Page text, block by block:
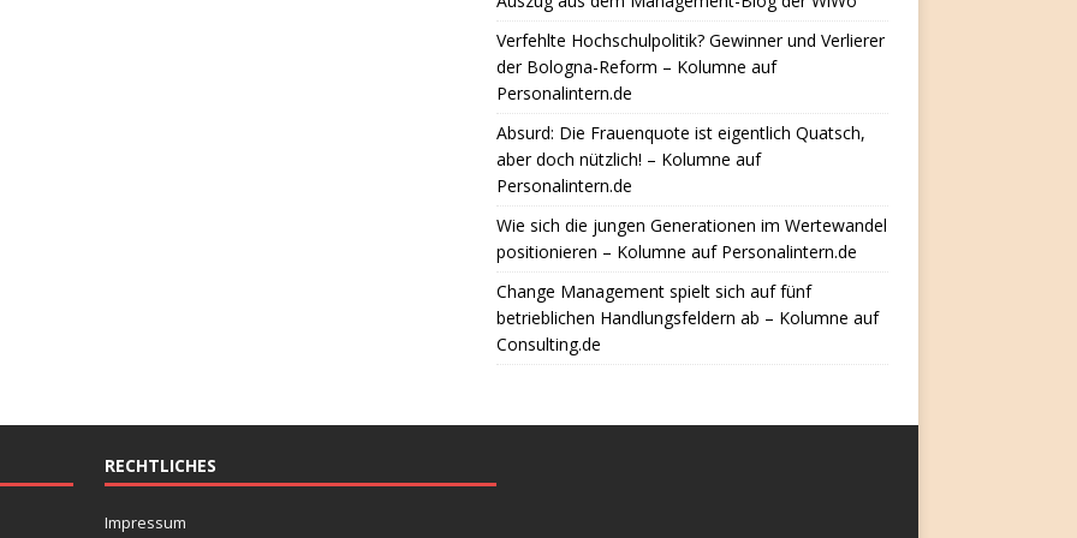
Verfehlte Hochschulpolitik? Gewinner und Verlierer
der Bologna-Reform – Kolumne auf
Personalintern.de
Absurd: Die Frauenquote ist eigentlich Quatsch,
aber doch nützlich! – Kolumne auf
Personalintern.de
Wie sich die jungen Generationen im Wertewandel
positionieren – Kolumne auf Personalintern.de
Change Management spielt sich auf fünf
betrieblichen Handlungsfeldern ab – Kolumne auf
Consulting.de
RECHTLICHES
Impressum